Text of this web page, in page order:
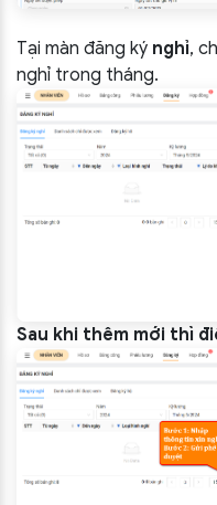
Tại màn đăng ký nghỉ,
nghỉ trong tháng.
Sau khi thêm mới thì